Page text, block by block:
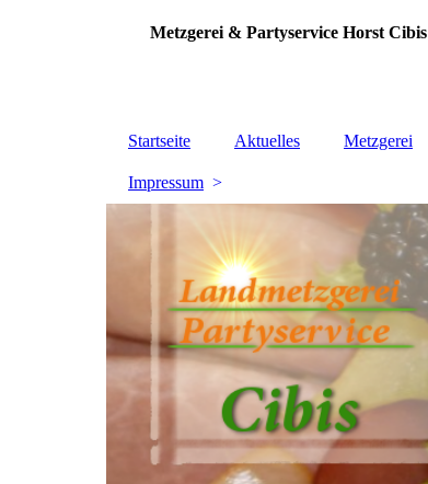
Metzgerei & Partyservice Horst Cibis
Startseite Aktuelles Metzgerei
Impressum